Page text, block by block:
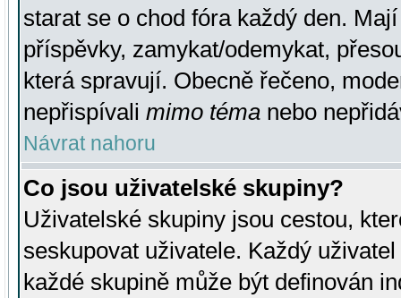
starat se o chod fóra každý den.
příspěvky, zamykat/odemykat,
která spravují. Obecně řečeno,
nepřispívali mimo téma nebo
Návrat nahoru
Co jsou uživatelské skupiny?
Uživatelské skupiny jsou cestou,
seskupovat uživatele. Každý
každé skupině může být definován